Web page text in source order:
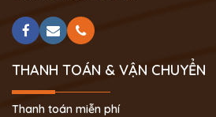
THANH TOÁN & VẬN CHUYỂN
Thanh toán miễn phí